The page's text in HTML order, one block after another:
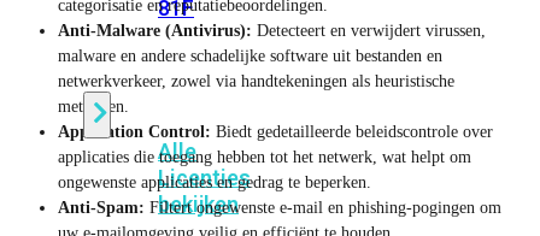
81F
Licentie
Alle
Licenties
bekijken
categorisatie en reputatiebeoordelingen.
Anti-Malware (Antivirus): Detecteert en verwijdert virussen,
malware en andere schadelijke software uit bestanden en
netwerkverkeer, zowel via handtekeningen als heuristische
methoden.
Application Control: Biedt gedetailleerde beleidscontrole over
applicaties die toegang hebben tot het netwerk, wat helpt om
ongewenste applicaties en gedrag te beperken.
Anti-Spam: Filtert ongewenste e-mail en phishing-pogingen om